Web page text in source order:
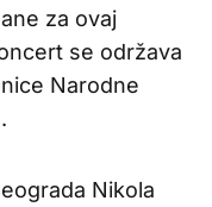
za ovaj
se održava
Narodne
Nikola